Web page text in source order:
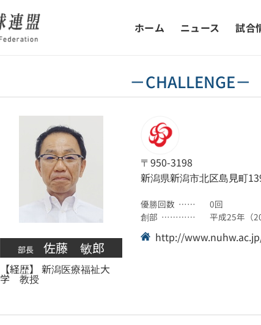
ホーム ニュース 試合
－CHALLENGE－
部長 佐藤 敏郎
【経歴】 新潟医療福祉大
学 教授
〒950-3198
新潟県新潟市北区島見町
優勝回数 ……
0回
創部 ………… 平成25年（
http://